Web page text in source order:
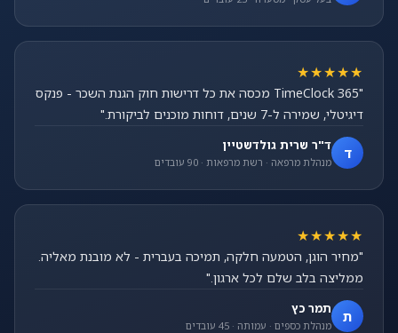
★★★★★
"TimeClock 365 מכסה את כל דרישות חוק הגנת השכר - פנקס
דיגיטלי, שמירה ל-7 שנים, דוחות מוכנים לביקורת."
ד ד"ר שרית גולדשטיין
מנהלת מרפאה · רשת מרפאות · 90 עובדים
★★★★★
"מחיר הוגן, הטמעה חלקה, תמיכה בעברית - לא מובנת מאליה.
ממליצה בלב שלם לכל ארגון."
ת תמר כץ
מנהלת כספים · עמותה · 45 עובדים